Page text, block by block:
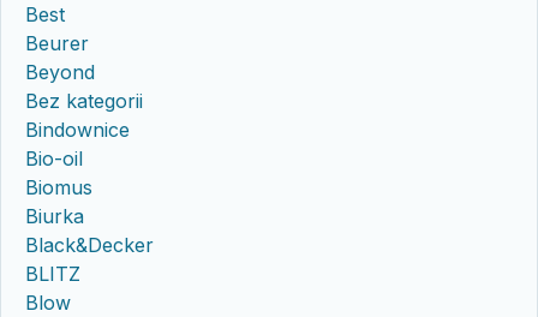
Best
Beurer
Beyond
Bez kategorii
Bindownice
Bio-oil
Biomus
Biurka
Black&Decker
BLITZ
Blow